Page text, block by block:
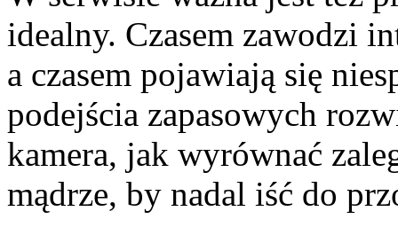
idealny. Czasem zawodzi
a czasem pojawiają się
podejścia zapasowych
kamera, jak wyrównać
mądrze, by nadal iść do